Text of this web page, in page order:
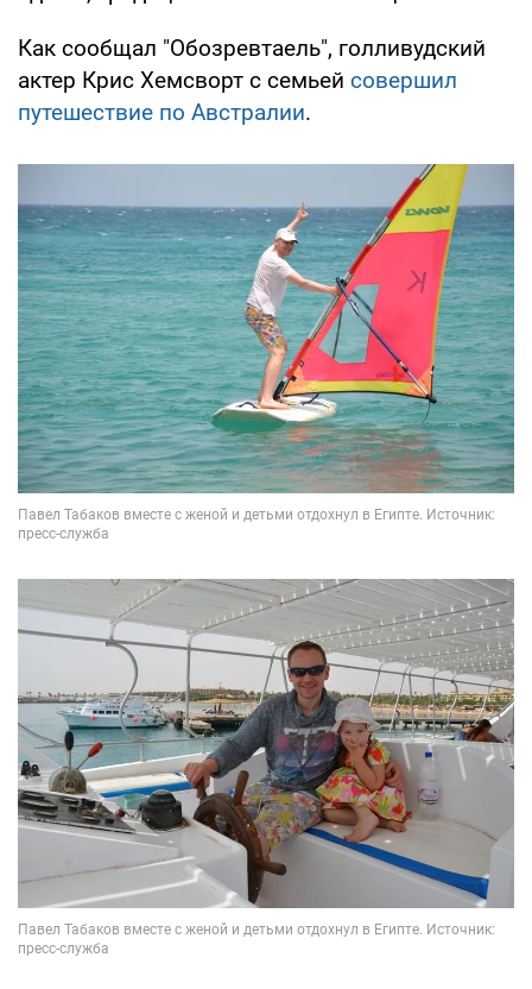
Как сообщал "Обозревтаель", голливудский
актер Крис Хемсворт с семьей совершил
путешествие по Австралии.